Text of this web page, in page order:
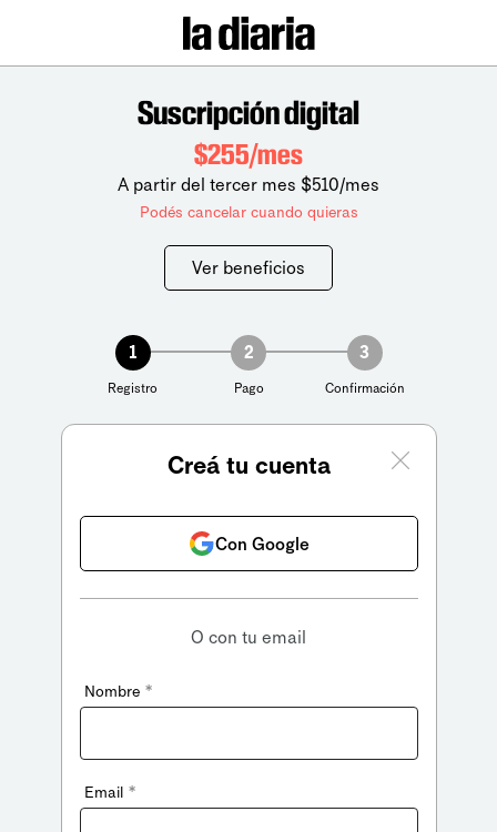
Suscripción digital
$255/mes
A partir del tercer mes $510/mes
Podés cancelar cuando quieras
Ver beneficios
1
Registro
2
Pago
3
Confirmación
Creá tu cuenta
Con Google
O con tu email
Nombre *
Email *